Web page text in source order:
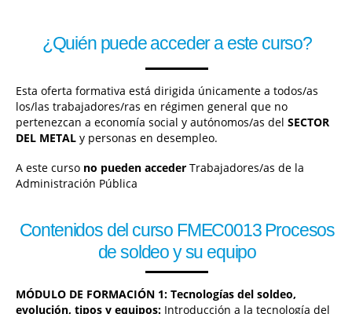
¿Quién puede acceder a este curso?
Esta oferta formativa está dirigida únicamente a todos/as
los/las trabajadores/ras en régimen general que no
pertenezcan a economía social y autónomos/as del SECTOR
DEL METAL y personas en desempleo.
A este curso no pueden acceder Trabajadores/as de la
Administración Pública
Contenidos del curso FMEC0013 Procesos
de soldeo y su equipo
MÓDULO DE FORMACIÓN 1: Tecnologías del soldeo,
evolución, tipos y equipos: Introducción a la tecnología del